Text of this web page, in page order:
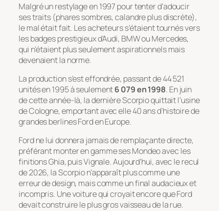
Malgré un restylage en 1997 pour tenter d’adoucir
ses traits (phares sombres, calandre plus discrète),
le mal était fait. Les acheteurs s’étaient tournés vers
les badges prestigieux d’Audi, BMW ou Mercedes,
qui n’étaient plus seulement aspirationnels mais
devenaient la norme.
La production s’est effondrée, passant de 44 521
unités en 1995 à seulement6 079 en 1998. En juin
de cette année-là, la dernière Scorpio quittait l’usine
de Cologne, emportant avec elle 40 ans d’histoire de
grandes berlines Ford en Europe.
Ford ne lui donnera jamais de remplaçante directe,
préférant monter en gamme ses Mondeo avec les
finitions Ghia, puis Vignale. Aujourd’hui, avec le recul
de 2026, la Scorpio n’apparaît plus comme une
erreur de design, mais comme un final audacieux et
incompris. Une voiture qui croyait encore que Ford
devait construire le plus gros vaisseau de la rue.